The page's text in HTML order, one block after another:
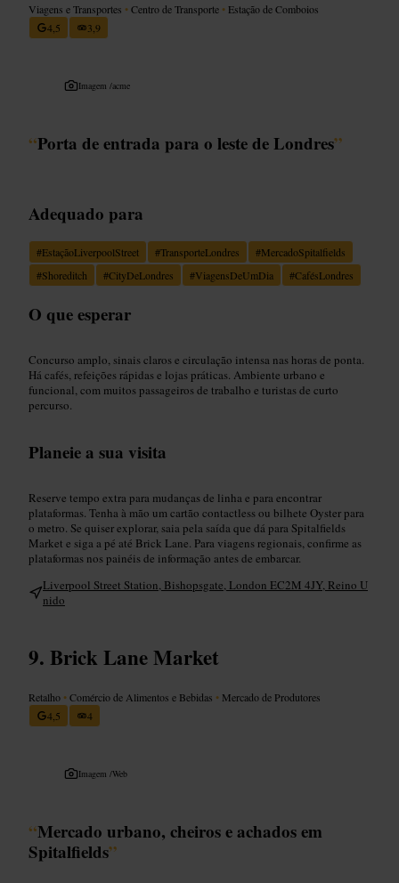
Viagens e Transportes •Centro de Transporte • Estação de Comboios
4,5
3,9
Imagem /acme
“Porta de entrada para o leste de Londres”
Adequado para
#EstaçãoLiverpoolStreet #TransporteLondres #MercadoSpitalfields
#Shoreditch #CityDeLondres #ViagensDeUmDia #CafésLondres
O que esperar
Concurso amplo, sinais claros e circulação intensa nas horas de ponta.
Há cafés, refeições rápidas e lojas práticas. Ambiente urbano e
funcional, com muitos passageiros de trabalho e turistas de curto
percurso.
Planeie a sua visita
Reserve tempo extra para mudanças de linha e para encontrar
plataformas. Tenha à mão um cartão contactless ou bilhete Oyster para
o metro. Se quiser explorar, saia pela saída que dá para Spitalfields
Market e siga a pé até Brick Lane. Para viagens regionais, confirme as
plataformas nos painéis de informação antes de embarcar.
Liverpool Street Station, Bishopsgate, London EC2M 4JY, Reino U
nido
Brick Lane Market
Retalho •Comércio de Alimentos e Bebidas • Mercado de Produtores
4,5
4
Imagem /Web
“Mercado urbano, cheiros e achados em
Spitalfields”